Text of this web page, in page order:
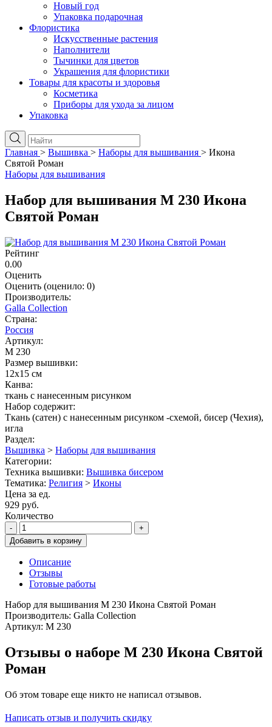
Новый год
Упаковка подарочная
Флористика
Искусственные растения
Наполнители
Тычинки для цветов
Украшения для флористики
Товары для красоты и здоровья
Косметика
Приборы для ухода за лицом
Упаковка
Главная > Вышивка > Наборы для вышивания > Икона
Святой Роман
Наборы для вышивания
Набор для вышивания М 230 Икона
Святой Роман
Рейтинг
0.00
Оценить
Оценить (оценило: 0)
Производитель:
Galla Collection
Страна:
Россия
Артикул:
М 230
Размер вышивки:
12x15 см
Канва:
ткань с нанесенным рисунком
Набор содержит:
Ткань (сатен) с нанесенным рисунком -схемой, бисер (Чехия),
игла
Раздел:
Вышивка > Наборы для вышивания
Категории:
Техника вышивки: Вышивка бисером
Тематика: Религия > Иконы
Цена за ед.
929 руб.
Количество
-
+
Добавить в корзину
Описание
Отзывы
Готовые работы
Набор для вышивания М 230 Икона Святой Роман
Производитель: Galla Collection
Артикул: М 230
Отзывы о наборе М 230 Икона Святой
Роман
Об этом товаре еще никто не написал отзывов.
Написать отзыв и получить скидку